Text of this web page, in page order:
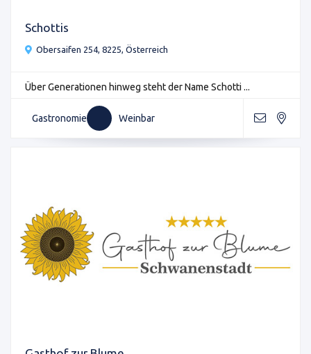
Schottis
Obersaifen 254, 8225, Österreich
Über Generationen hinweg steht der Name Schotti ...
Gastronomie Weinbar